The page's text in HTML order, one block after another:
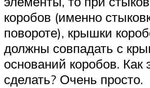
коробов (именно
повороте), крышки
должны совпадать с
оснований коробов. Как
сделать? Очень просто.